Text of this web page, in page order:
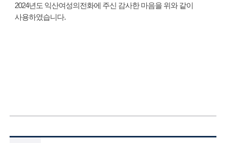
2024년도 익산여성의전화에 주신 감사한 마음을 위와 같이
사용하였습니다.